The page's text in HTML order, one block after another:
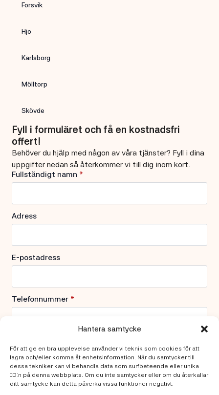
Hantera samtycke
För att ge en bra upplevelse använder vi teknik som cookies för att
lagra och/eller komma åt enhetsinformation. När du samtycker till
dessa tekniker kan vi behandla data som surfbeteende eller unika
ID:n på denna webbplats. Om du inte samtycker eller om du återkallar
ditt samtycke kan detta påverka vissa funktioner negativt.
Forsvik
Hjo
Karlsborg
Mölltorp
Skövde
Fyll i formuläret och få en kostnadsfri
offert!
Behöver du hjälp med någon av våra tjänster? Fyll i dina
uppgifter nedan så återkommer vi till dig inom kort.
Fullständigt namn *
Adress
E-postadress
Telefonnummer *